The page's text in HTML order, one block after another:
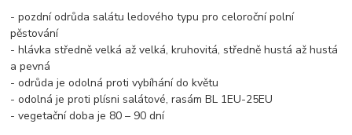
- pozdní odrůda salátu ledového typu pro celoroční polní
pěstování
- hlávka středně velká až velká, kruhovitá, středně hustá až hustá
a pevná
- odrůda je odolná proti vybíhání do květu
- odolná je proti plísni salátové, rasám BL 1EU-25EU
- vegetační doba je 80 – 90 dní